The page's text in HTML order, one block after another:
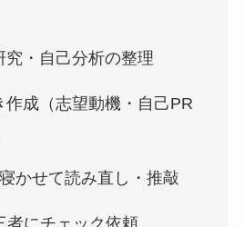
究・自己分析の整理
作成（志望動機・自己PR
かせて読み直し・推敲
者にチェック依頼